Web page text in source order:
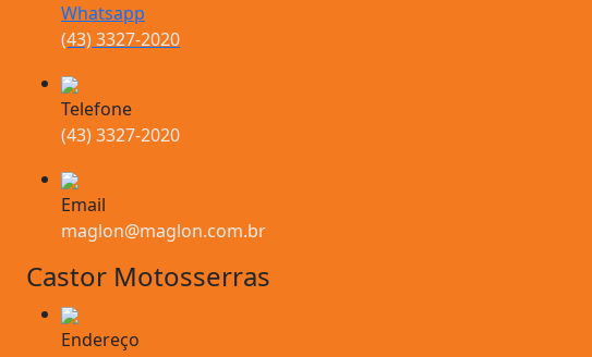
Whatsapp
(43) 3327-2020
Telefone
(43) 3327-2020
Email
maglon@maglon.com.br
Castor Motosserras
Endereço